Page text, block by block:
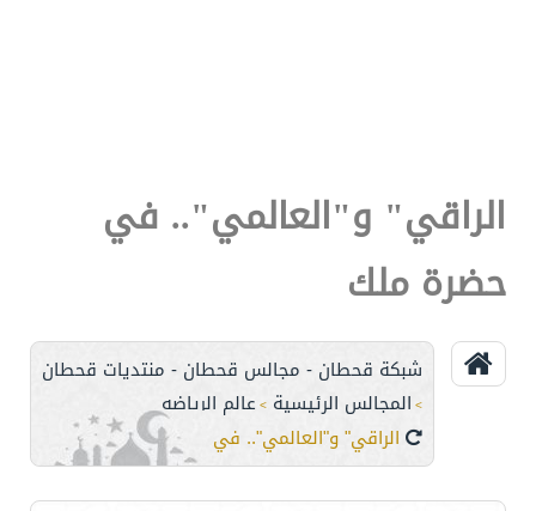
الراقي" و"العالمي".. في
حضرة ملك
شبكة قحطان - مجالس قحطان - منتديات قحطان
> المجالس الرئيسية > عالم الرياضه
الراقي" و"العالمي".. في حضرة ملك